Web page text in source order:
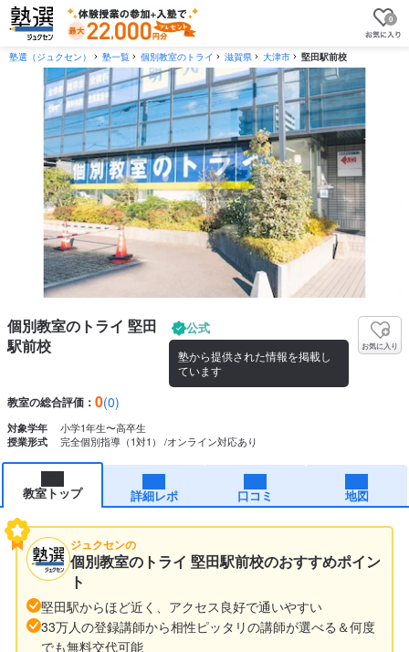
0
塾選（ジュクセン） 塾一覧 個別教室のトライ 滋賀県 大津市 堅田駅前校
個別教室のトライ 堅田
駅前校
公式
塾から提供された情報を掲載し
ています
教室の総合評価： 0(0)
お気に入り
対象学年 小学1年生〜高卒生
授業形式 完全個別指導（1対1） オンライン対応あり
教室トップ 詳細レポ 口コミ 地図
ジュクセンの
個別教室のトライ 堅田駅前校のおすすめポイン
ト
堅田駅からほど近く、アクセス良好で通いやすい
33万人の登録講師から相性ピッタリの講師が選べる＆何度
でも無料交代可能